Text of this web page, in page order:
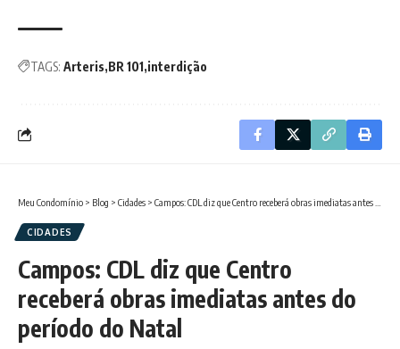
TAGS: Arteris BR 101 interdição
Meu Condomínio > Blog > Cidades > Campos: CDL diz que Centro receberá obras imediatas antes do período do Natal
CIDADES
Campos: CDL diz que Centro
receberá obras imediatas antes do
período do Natal